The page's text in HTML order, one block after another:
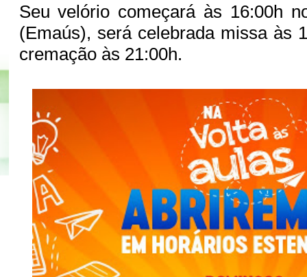
Seu velório começará às 16:00h
(Emaús), será celebrada missa às
cremação às 21:00h.